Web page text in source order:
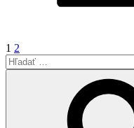
1 2
Hľadať: